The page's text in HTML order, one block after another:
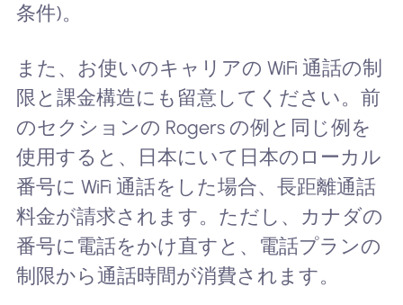
条件)。
また、お使いのキャリアの WiFi 通話の制
限と課金構造にも留意してください。前
のセクションの Rogers の例と同じ例を
使用すると、日本にいて日本のローカル
番号に WiFi 通話をした場合、長距離通話
料金が請求されます。ただし、カナダの
番号に電話をかけ直すと、電話プランの
制限から通話時間が消費されます。